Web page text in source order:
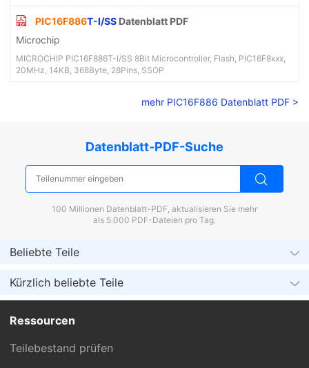
PIC16F886T-I/SS Datenblatt PDF
Microchip
MICROCHIP PIC16F886T-I/SS 8Bit Microcontroller, Flash, PIC16F8xxx,
20MHz, 14KB, 368Byte, 28Pins, SSOP
mehr PIC16F886 Datenblatt PDF >
Datenblatt-PDF-Suche
100 Millionen Datenblatt-PDF, aktualisieren Sie mehr
als 5.000 PDF-Dateien pro Tag.
Beliebte Teile
Kürzlich beliebte Teile
Ressourcen
Teilebestand prüfen